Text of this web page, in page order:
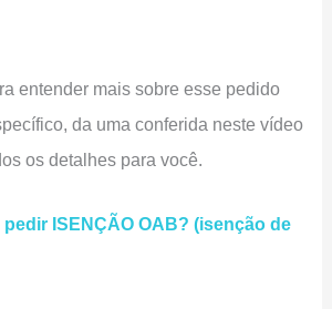
entender mais sobre esse pedido
da uma conferida neste vídeo
os detalhes para você.
ISENÇÃO OAB? (isenção de